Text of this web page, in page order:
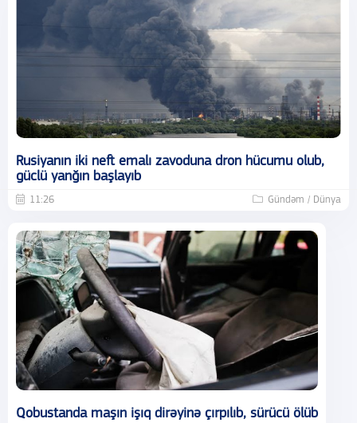
Rusiyanın iki neft emalı zavoduna dron hücumu olub,
güclü yanğın başlayıb
11:26 Gündəm / Dünya
Qobustanda maşın işıq dirəyinə çırpılıb, sürücü ölüb